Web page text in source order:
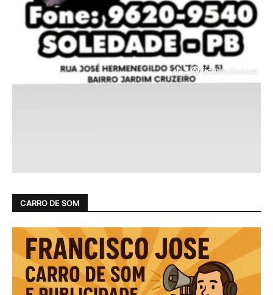
CARRO DE SOM